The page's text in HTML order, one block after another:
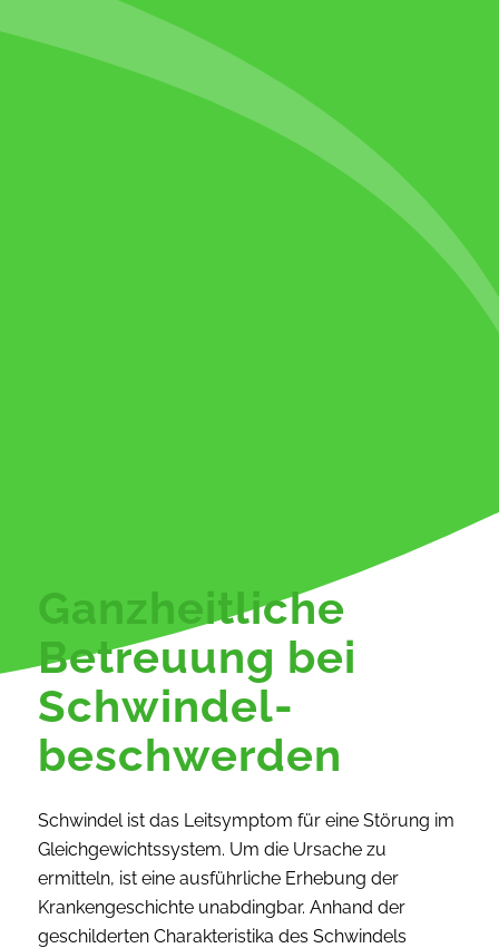
Ganzheitliche
Betreuung bei
Schwindel­
beschwerden
Schwindel ist das Leitsymptom für eine Störung im
Gleichgewichtssystem. Um die Ursache zu
ermitteln, ist eine ausführliche Erhebung der
Krankengeschichte unabdingbar. Anhand der
geschilderten Charakteristika des Schwindels